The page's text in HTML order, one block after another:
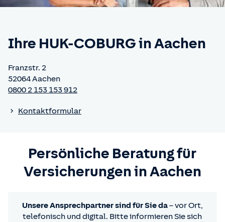
Ihre HUK-COBURGin Aachen
Franzstr. 2
52064 Aachen
0800 2 153 153 912
Kontaktformular
Persönliche Beratung für
Versicherungen in Aachen
Unsere Ansprechpartner sind für Sie da– vor Ort,
telefonisch und digital. Bitte informieren Sie sich